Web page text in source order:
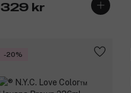
329 kr
-20%